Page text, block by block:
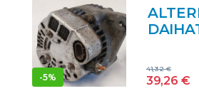
-5%
VE
39,26 €
41,32€